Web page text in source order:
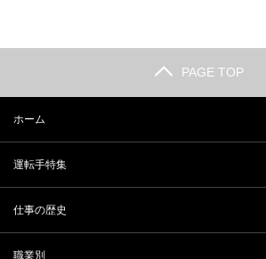
PAGE TOP
ホーム
運転手特集
仕事の歴史
職業別